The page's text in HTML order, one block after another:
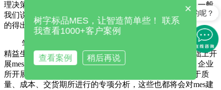
理决策的推进实施需要在mes系统内外协同努力才可以。一般
我们说企业基础薄弱落后，其实更多的说的是这个方面，甚至
的得出企业不适合开展mes的建设的结论。
笔者甚至见过一些企业，没有mes系统，但是务实推进了
精益生产管理活动，也取得了非常好的效果。在这个基础上开
展mes系统建设，显然将能够非常有助于取得良好效果。企业
所开展的一些管理咨询，关于经营指标体系的建设，关于质
量、成本、交货期所进行的专项分析，这些也都将会对mes建
是怎么收费的呢？
×
树字标品MES，让智造简单些！ 联系
我查看1000+客户案例
查看案例 稍后再说